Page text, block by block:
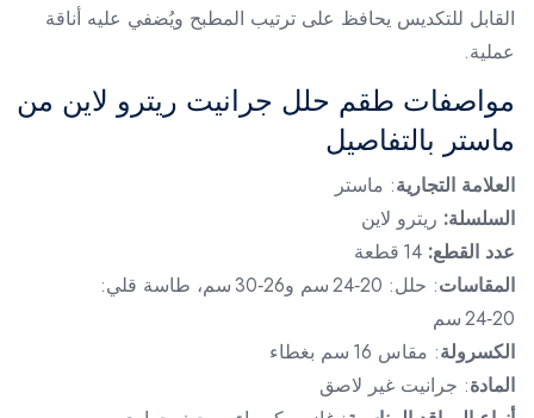
القابل للتكديس يحافظ على ترتيب المطبح ويُضفي عليه أناقة
عملية.
مواصفات طقم حلل جرانيت ريترو لاين من
ماستر بالتفاصيل
العلامة التجارية: ماستر
السلسلة: ريترو لاين
عدد القطع:
المقاسات
: حلل: 20‑24 سم و26‑30 سم، طاسة قلي:
20‑24 سم
الكسرولة: مقاس 16 سم بغطاء
المادة: جرانيت غير لاصق